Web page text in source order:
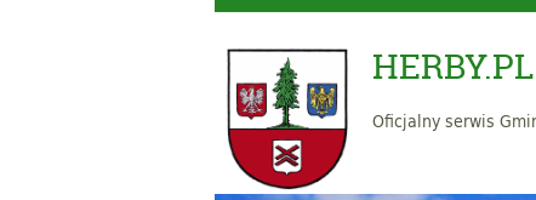
HERBY.PL
Oficjalny serwis